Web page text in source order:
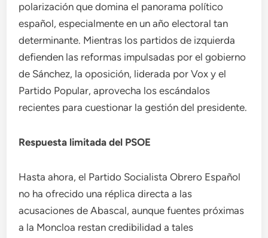
polarización que domina el panorama político
español, especialmente en un año electoral tan
determinante. Mientras los partidos de izquierda
defienden las reformas impulsadas por el gobierno
de Sánchez, la oposición, liderada por Vox y el
Partido Popular, aprovecha los escándalos
recientes para cuestionar la gestión del presidente.
Respuesta limitada del PSOE
Hasta ahora, el Partido Socialista Obrero Español
no ha ofrecido una réplica directa a las
acusaciones de Abascal, aunque fuentes próximas
a la Moncloa restan credibilidad a tales